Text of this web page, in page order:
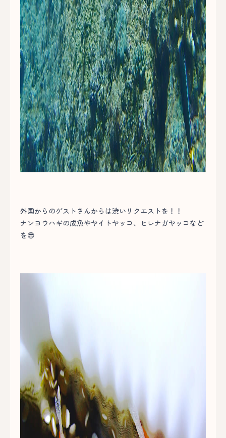
外国からのゲストさんからは渋いリクエストを！！
ナンヨウハギの成魚やヤイトヤッコ、ヒレナガヤッコなど
を😎